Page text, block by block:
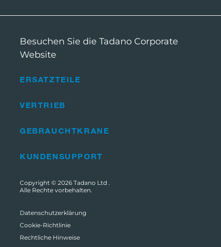
ERSATZTEILE
VERTRIEB
GEBRAUCHTKRANE
KUNDENSUPPORT
Besuchen Sie die Tadano Corporate
Website
Copyright © 2026 Tadano Ltd .
Alle Rechte vorbehalten.
Datenschutzerklärung
Cookie-Richtlinie
Rechtliche Hinweise